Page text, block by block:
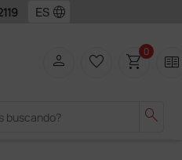
language
search
person favorite_border shopping_cart0 two_pager